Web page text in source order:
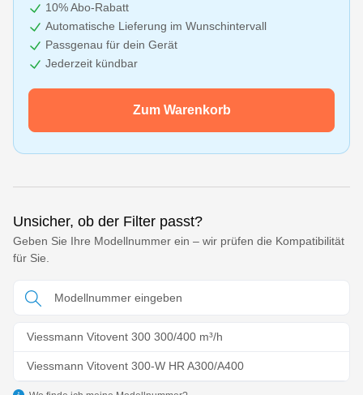
10% Abo-Rabatt
Automatische Lieferung im Wunschintervall
Passgenau für dein Gerät
Jederzeit kündbar
Zum Warenkorb
Unsicher, ob der Filter passt?
Geben Sie Ihre Modellnummer ein – wir prüfen die Kompatibilität
für Sie.
Viessmann Vitovent 300 300/400 m³/h
Viessmann Vitovent 300-W HR A300/A400